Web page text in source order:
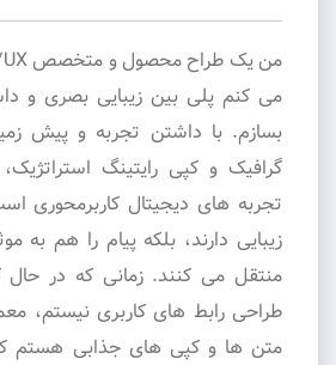
می کنم پلی بین زیبایی بصری و
بسازم. با داشتن تجربه و پیش
گرافیک و کپی رایتینگ
تجربه های دیجیتال کاربرمحوری
زیبایی دارند، بلکه پیام را هم به
منتقل می کنند. زمانی که در حال
طراحی رابط های کاربری نیستم،
متن ها و کپی های جذابی هستم که